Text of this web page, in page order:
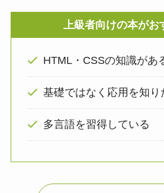
上級者向けの本がお
HTML・CSSの知識があ
基礎ではなく応用を知り
多言語を習得している